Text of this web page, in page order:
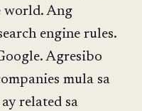
world. Ang
engine rules.
Agresibo
mula sa
related sa